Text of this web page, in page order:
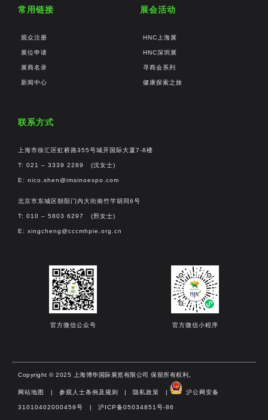
常用链接
观众注册
展位申请
展商名录
新闻中心
展会活动
HNC上海展
HNC深圳展
寻商会系列
健康探索之旅
联系方式
上海市徐汇区虹桥路355号城开国际大厦7-8楼
T: 021 – 3339 2289 (沈女士)
E: nico.shen@imsinoexpo.com
北京市东城区朝阳门内大街南竹竿胡同6号
T: 010 – 5803 6297 (邢女士)
E: xingcheng@cccmhpie.org.cn
官方微信公众号 官方微信小程序
Copyright © 2025 上海博华国际展览有限公司 保留所有权利。
网站地图 | 参观人士条例及规则 | 隐私政策 | 沪公网安备
31010402000459号​ | 沪ICP备05034851号-86